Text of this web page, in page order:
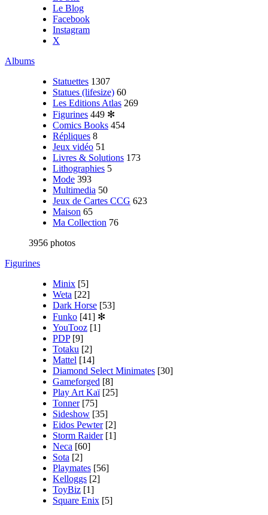
Le Blog
Facebook
Instagram
X
Albums
Statuettes 1307
Statues (lifesize) 60
Les Editions Atlas 269
Figurines 449 ✻
Comics Books 454
Répliques 8
Jeux vidéo 51
Livres & Solutions 173
Lithographies 5
Mode 393
Multimedia 50
Jeux de Cartes CCG 623
Maison 65
Ma Collection 76
3956 photos
Figurines
Minix [5]
Weta [22]
Dark Horse [53]
Funko [41] ✻
YouTooz [1]
PDP [9]
Totaku [2]
Mattel [14]
Diamond Select Minimates [30]
Gameforged [8]
Play Art Kaï [25]
Tonner [75]
Sideshow [35]
Eidos Pewter [2]
Storm Raider [1]
Neca [60]
Sota [2]
Playmates [56]
Kelloggs [2]
ToyBiz [1]
Square Enix [5]